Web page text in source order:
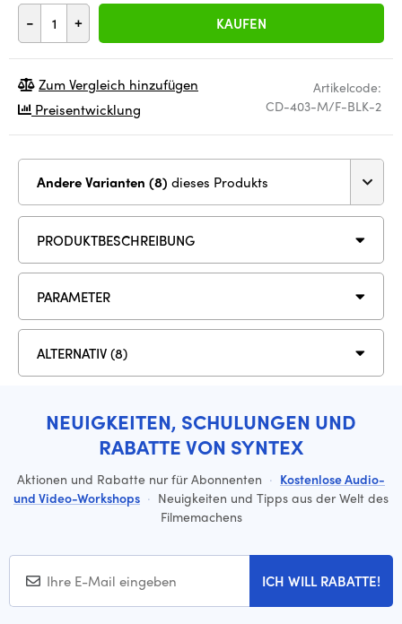
- + KAUFEN
Artikelcode:
CD-403-M/F-BLK-2
Zum Vergleich hinzufügen
Preisentwicklung
Andere Varianten (8) dieses Produkts
PRODUKTBESCHREIBUNG
PARAMETER
ALTERNATIV (8)
NEUIGKEITEN, SCHULUNGEN UND
RABATTE VON SYNTEX
Aktionen und Rabatte nur für Abonnenten · Kostenlose Audio-
und Video-Workshops · Neuigkeiten und Tipps aus der Welt des
Filmemachens
ICH WILL RABATTE!